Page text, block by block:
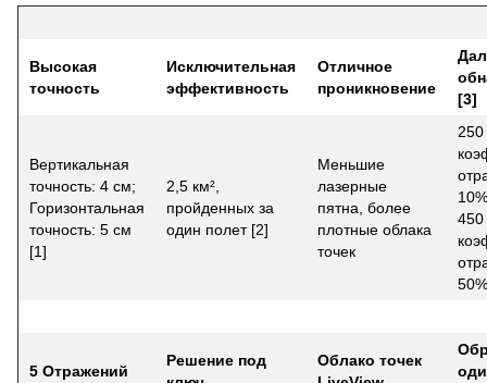
Высокая
точность
Исключительная
эффективность
Отличное
проникновение
[3]
Вертикальная
точность: 4 см;
Горизонтальная
точность: 5 см
[1]
2,5 км²,
пройденных за
один полет [2]
Меньшие
лазерные
пятна, более
плотные облака
точек
5 Отражений
Решение под
Облако точек